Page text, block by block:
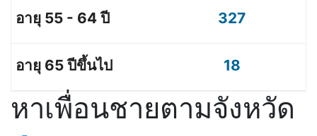
327
18
หาเพื่อนชายตามจังหวัด